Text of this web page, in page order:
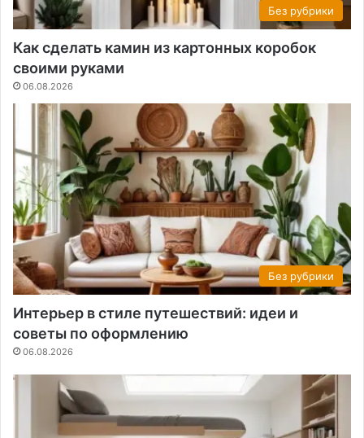
Без рубрики
Как сделать камин из картонных коробок
своими руками
06.08.2026
Без рубрики
Интерьер в стиле путешествий: идеи и
советы по оформлению
06.08.2026